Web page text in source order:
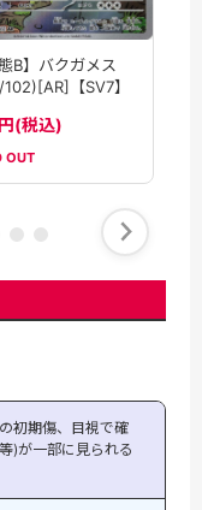
態B】バクガメス
【SV7】
(税込)
OUT
初期傷、目視で確
)が一部に見られる